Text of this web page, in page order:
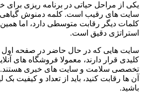
یکی از مراحل حیاتی در برنامه ریزی برای
سایت های رقیب است. کلمه دمنوش
کلمات دیگر رقابت متوسطی دارد، اما همین
استراتژی دقیق است.
سایت هایی که در حال حاضر در صفحه اول
کلیدی قرار دارند، معمولا فروشگاه های
تخصصی سلامت و سایت های خبری هستند.
آن ها رقابت کنید، باید از تعداد و کیفیت بک
باشید.